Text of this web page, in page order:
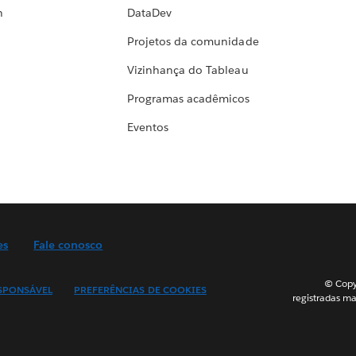
DataDev
Projetos da comunidade
Vizinhança do Tableau
Programas acadêmicos
Eventos
Fale conosco
PREFERÊNCIAS DE COOKIES
©
registradas